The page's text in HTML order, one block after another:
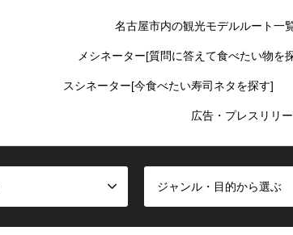
名古屋市内の観光モデルルート一
メシネーター[質問に答えて食べたい物を
スシネーター[今食べたい寿司ネタを探す]
広告・プレスリリ
ジャンル・目的から選ぶ